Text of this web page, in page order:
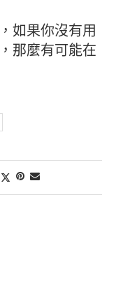
如果你沒有用
那麼有可能在